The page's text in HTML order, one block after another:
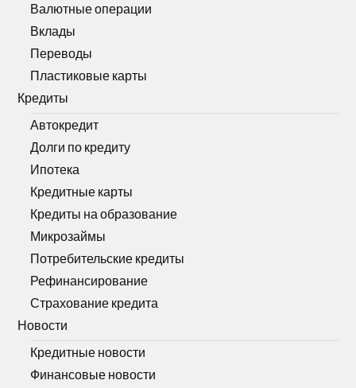
Валютные операции
Вклады
Переводы
Пластиковые карты
Кредиты
Автокредит
Долги по кредиту
Ипотека
Кредитные карты
Кредиты на образование
Микрозаймы
Потребительские кредиты
Рефинансирование
Страхование кредита
Новости
Кредитные новости
Финансовые новости